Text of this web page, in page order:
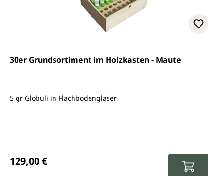
30er Grundsortiment im Holzkasten - Maute
5 gr Globuli in Flachbodengläser
129,00 €